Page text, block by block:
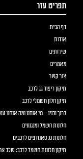
תפריט עזר
דף הבית
אודות
שירותים
מאמרים
צור קשר
תיקון ריפוד גג לרכב
תיקן חלון חשמלי לרכב
ברוך ובניו – מי אנחנו ומה אנחנו
חלונות חשמל ומנגנונים
חלונות גג סאנרופים לרכבים
תיקון חלונות חשמל לרכב: שלב